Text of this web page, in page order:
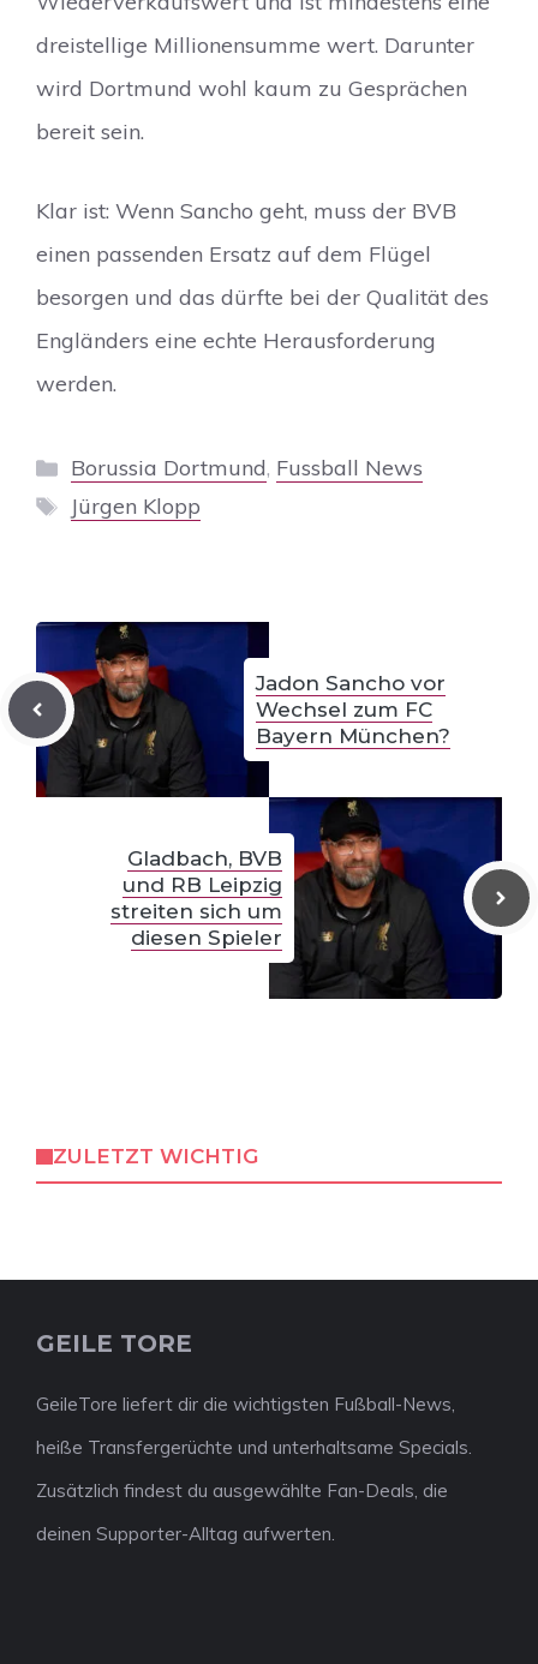
dreistellige Millionensumme wert. Darunter
wird Dortmund wohl kaum zu Gesprächen
bereit sein.
Klar ist: Wenn Sancho geht, muss der BVB
einen passenden Ersatz auf dem Flügel
besorgen und das dürfte bei der Qualität des
Engländers eine echte Herausforderung
werden.
Kategorien
Borussia Dortmund, Fussball News
Schlagwörter
Jürgen Klopp
Jadon Sancho vor
Wechsel zum FC
Bayern München?
Gladbach, BVB
und RB Leipzig
streiten sich um
diesen Spieler
ZULETZT WICHTIG
GEILE TORE
GeileTore liefert dir die wichtigsten Fußball-News,
heiße Transfergerüchte und unterhaltsame Specials.
Zusätzlich findest du ausgewählte Fan-Deals, die
deinen Supporter-Alltag aufwerten.